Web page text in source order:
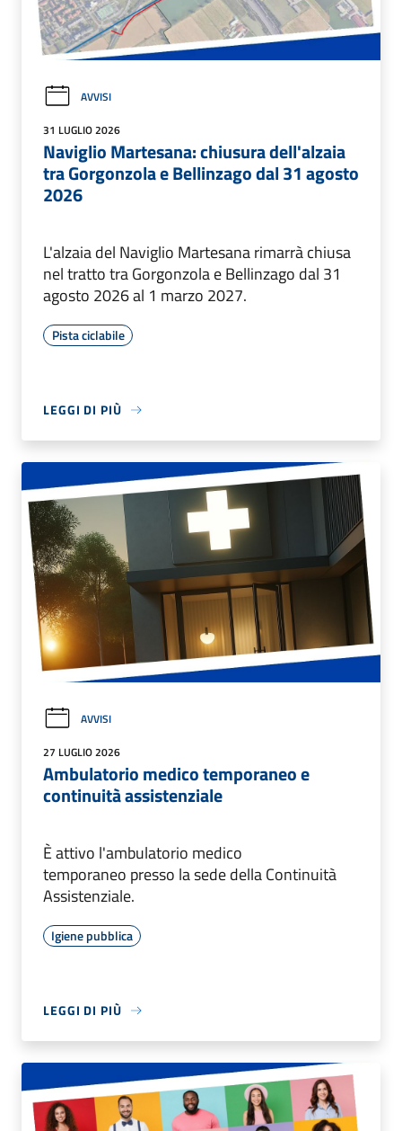
AVVISI
31 LUGLIO 2026
Naviglio Martesana: chiusura dell'alzaia
tra Gorgonzola e Bellinzago dal 31 agosto
2026
L'alzaia del Naviglio Martesana rimarrà chiusa
nel tratto tra Gorgonzola e Bellinzago dal 31
agosto 2026 al 1 marzo 2027.
Pista ciclabile
LEGGI DI PIÙ
AVVISI
27 LUGLIO 2026
Ambulatorio medico temporaneo e
continuità assistenziale
È attivo l'ambulatorio medico
temporaneo presso la sede della Continuità
Assistenziale.
Igiene pubblica
LEGGI DI PIÙ